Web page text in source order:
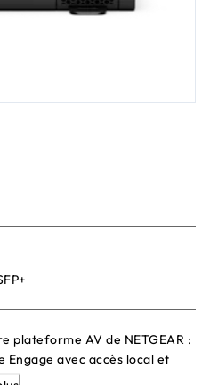
plateforme AV de NETGEAR :
Engage avec accès local et
requise pour l'accès